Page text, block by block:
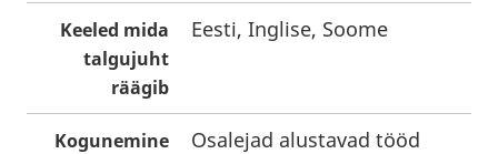
Keeled mida
talgujuht
räägib
Eesti, Inglise, Soome
Kogunemine
Osalejad alustavad tööd